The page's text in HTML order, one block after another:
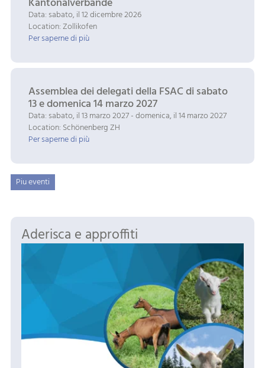
Data: sabato, il 12 dicembre 2026
Location: Zollikofen
Per saperne di più
Assemblea dei delegati della FSAC di sabato
13 e domenica 14 marzo 2027
Data: sabato, il 13 marzo 2027 - domenica, il 14 marzo 2027
Location: Schönenberg ZH
Per saperne di più
Piu eventi
Aderisca e approffiti